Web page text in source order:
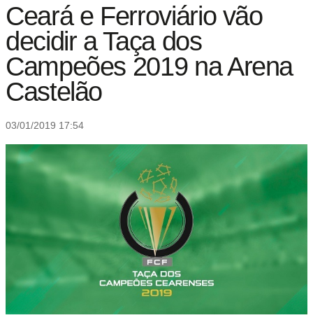
Ceará e Ferroviário vão
decidir a Taça dos
Campeões 2019 na Arena
Castelão
03/01/2019 17:54